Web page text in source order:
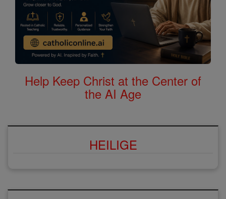
Help Keep Christ at the Center of
the AI Age
HEILIGE